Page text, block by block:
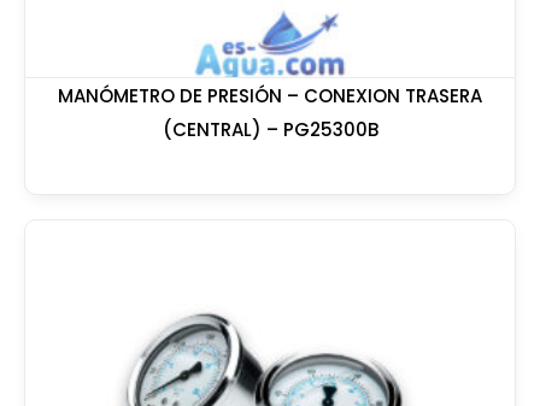
MANÓMETRO DE PRESIÓN – CONEXION TRASERA
(CENTRAL) – PG25300B